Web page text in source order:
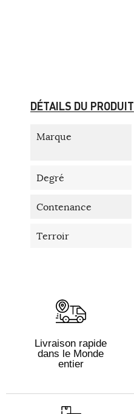
DÉTAILS DU PRODUIT
Marque
Degré
Contenance
Terroir
Livraison rapide
dans le Monde
entier